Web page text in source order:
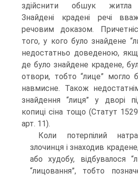
здійснити обшук житла
Знайдені крадені речі
речовим доказом.
того, у кого було знайдене
недостатньо доведеною,
де було знайдене крадене,
отвори, тобто “лице” могло
навмисне. Також
знайдення “лиця” у дворі
копиці сіна тощо (Статут 1529
арт. 11).
Коли потерпілий
злочинця і знаходив
або худобу, відбувалося
“лицовання”, тобто